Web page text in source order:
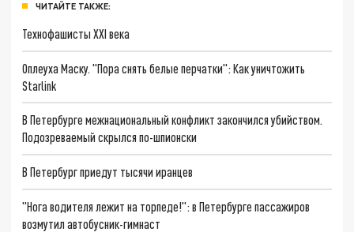
ЧИТАЙТЕ ТАКЖЕ:
Технофашисты XXI века
Оплеуха Маску. "Пора снять белые перчатки": Как уничтожить
Starlink
В Петербурге межнациональный конфликт закончился убийством.
Подозреваемый скрылся по-шпионски
В Петербург приедут тысячи иранцев
"Нога водителя лежит на торпеде!": в Петербурге пассажиров
возмутил автобусник-гимнаст